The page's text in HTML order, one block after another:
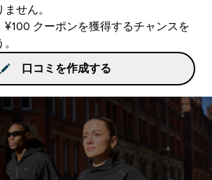
せん。
¥100 クーポンを獲得するチャンスを
口コミを作成する